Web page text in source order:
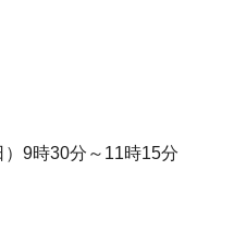
9時30分～11時15分